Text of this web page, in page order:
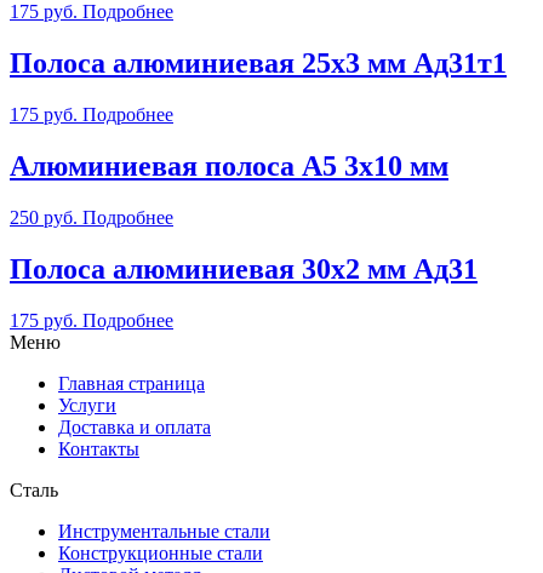
175 руб. Подробнее
Полоса алюминиевая 25х3 мм Ад31т1
175 руб. Подробнее
Алюминиевая полоса А5 3х10 мм
250 руб. Подробнее
Полоса алюминиевая 30х2 мм Ад31
175 руб. Подробнее
Меню
Главная страница
Услуги
Доставка и оплата
Контакты
Сталь
Инструментальные стали
Конструкционные стали